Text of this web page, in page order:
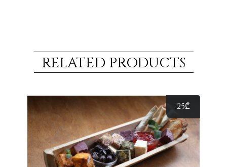
RELATED PRODUCTS
25₾